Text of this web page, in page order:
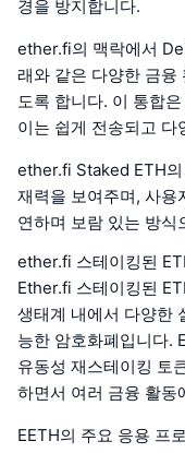
경을 방지합니다.
ether.fi의 맥락에서
래와 같은 다양한 금융
도록 합니다. 이 통합
이는 쉽게 전송되고 다
ether.fi Staked ETH
재력을 보여주며, 사용
연하며 보람 있는 방식
ether.fi 스테이킹된
Ether.fi 스테이킹된
생태계 내에서 다양한
능한 암호화폐입니다.
유동성 재스테이킹 토
하면서 여러 금융 활동
EETH의 주요 응용 프